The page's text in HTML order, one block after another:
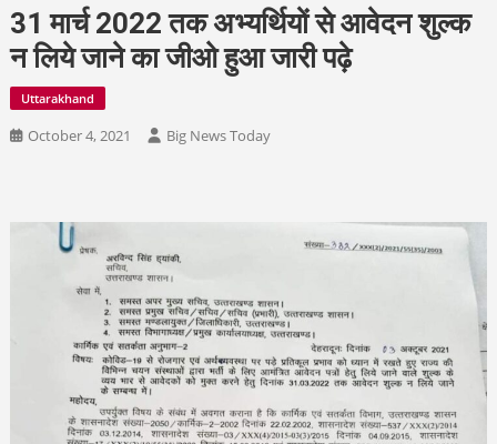
31 मार्च 2022 तक अभ्यर्थियों से आवेदन शुल्क
न लिये जाने का जीओ हुआ जारी पढ़े
Uttarakhand
October 4, 2021 Big News Today